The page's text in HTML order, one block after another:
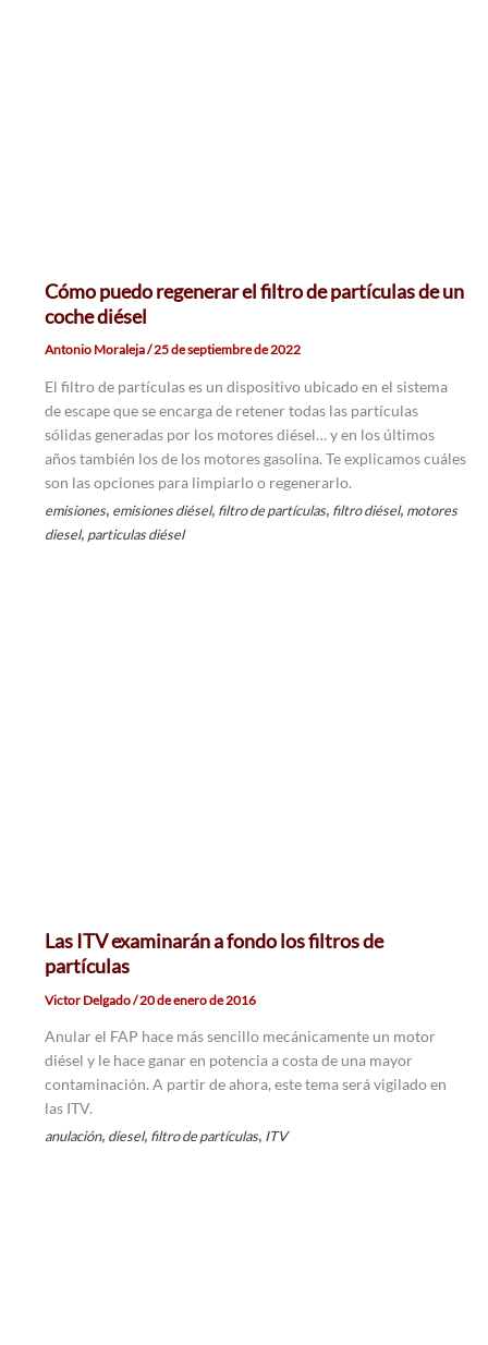
Cómo puedo regenerar el filtro de partículas de un
coche diésel
Antonio Moraleja/25 de septiembre de 2022
El filtro de partículas es un dispositivo ubicado en el sistema
de escape que se encarga de retener todas las partículas
sólidas generadas por los motores diésel… y en los últimos
años también los de los motores gasolina. Te explicamos cuáles
son las opciones para limpiarlo o regenerarlo.
emisiones, emisiones diésel, filtro de partículas, filtro diésel, motores
diesel, particulas diésel
Las ITV examinarán a fondo los filtros de
partículas
Victor Delgado/20 de enero de 2016
Anular el FAP hace más sencillo mecánicamente un motor
diésel y le hace ganar en potencia a costa de una mayor
contaminación. A partir de ahora, este tema será vigilado en
las ITV.
anulación, diesel, filtro de partículas, ITV